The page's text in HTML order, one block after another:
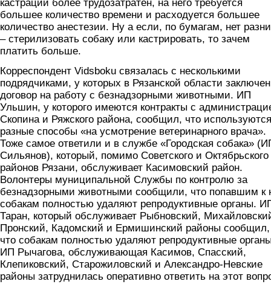
кастрации более трудозатратен, на него требуется
большее количество времени и расходуется большее
количество анестезии. Ну а если, по бумагам, нет
– стерилизовать собаку или кастрировать, то зачем
платить больше.
Корреспондент Vidsboku связалась с несколькими
подрядчиками, у которых в Рязанской области заключен
договор на работу с безнадзорными животными. ИП
Ульшин, у которого имеются контракты с
Скопина и Ряжского района, сообщил, что используются
разные способы «на усмотрение ветеринарного врача».
Тоже самое ответили и в службе «Городская собака»
Сильянов), который, помимо Советского и Октябрьского
районов Рязани, обслуживает Касимовский район.
Волонтеры муниципальной Службы по контролю за
безнадзорными животными сообщили, что попавшим к
собакам полностью удаляют репродуктивные органы.
Таран, который обслуживает Рыбновский,
Пронский, Кадомский и Ермишинский районы сообщил,
что собакам полностью удаляют репродуктивные
ИП Рычагова, обслуживающая Касимов, Спасский,
Клепиковский, Старожиловский и Александро-Невские
районы затруднилась оперативно ответить на этот